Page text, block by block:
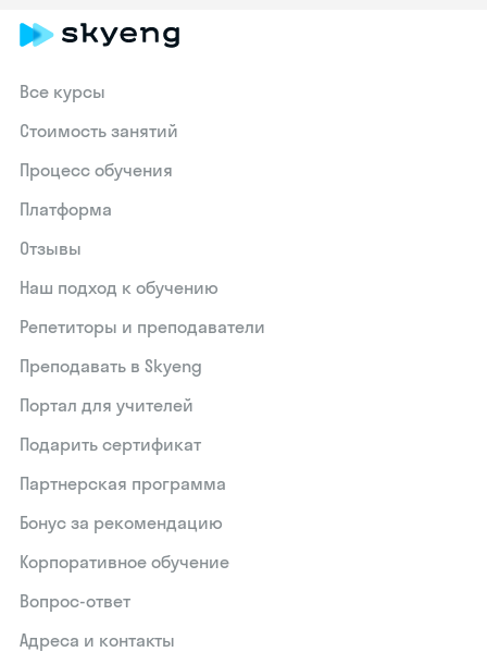
Все курсы
Стоимость занятий
Процесс обучения
Платформа
Отзывы
Наш подход к обучению
Репетиторы и преподаватели
Преподавать в Skyeng
Портал для учителей
Подарить сертификат
Партнерская программа
Бонус за рекомендацию
Корпоративное обучение
Вопрос-ответ
Адреса и контакты